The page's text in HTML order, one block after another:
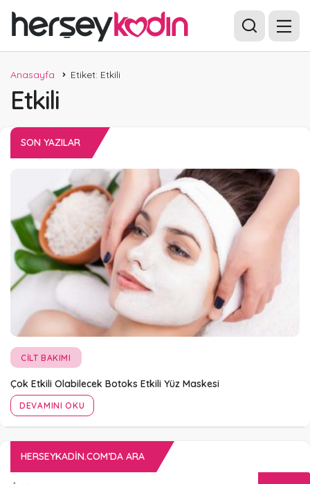
Anasayfa Etiket: Etkili
Etkili
SON YAZILAR
CILT BAKIMI
Çok Etkili Olabilecek Botoks Etkili Yüz Maskesi
DEVAMINI OKU
HERSEYKADIN.COM’DA ARA